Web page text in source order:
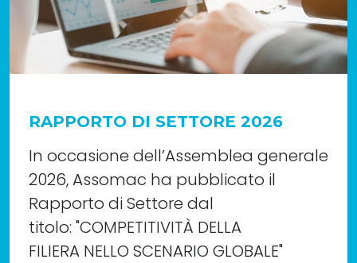
RAPPORTO DI SETTORE 2026
In occasione dell’Assemblea generale
2026, Assomac ha pubblicato il
Rapporto di Settore dal
titolo: "COMPETITIVITÀ DELLA
FILIERA NELLO SCENARIO GLOBALE"